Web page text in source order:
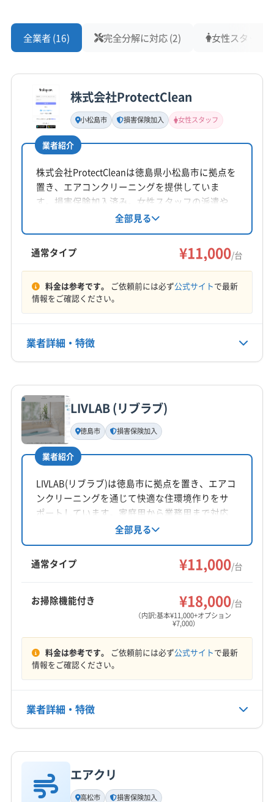
全業者 (16) 完全分解に対応 (2) 女性スタッフ
株式会社ProtectClean
小松島市 損害保険加入 女性スタッフ
業者紹介
株式会社ProtectCleanは徳島県小松島市に拠点を
置き、エアコンクリーニングを提供していま
す。損害保険加入済み。女性スタッフの派遣や
同行も可能です。基本料金11,000円/台で、複数
台割引や消臭抗菌コートのオプションがありま
す。営業時間は9:00〜18:00で、日曜定休。対応
エリアは徳島市や阿南市など徳島県全域です。
全部見る
通常タイプ ¥11,000/台
料金は参考です。 ご依頼前には必ず公式サイトで最新
情報をご確認ください。
業者詳細・特徴
基本情報
代表者名
非公開
所在地
徳島県小松島市小松島町字外開23-3-13 外開ビル101
対応地域
小松島市
勝浦郡勝浦町
勝浦郡上勝町
板野郡松茂町
板野郡上板町
板野郡北島町
定休日
日
0885-38-6486
LIVLAB (リブラブ)
徳島市 損害保険加入
業者紹介
LIVLAB(リブラブ)は徳島市に拠点を置き、エアコ
ンクリーニングを通じて快適な住環境作りをサ
ポートしています。家庭用から業務用まで対応
し、丁寧な分解洗浄でアレルギー対策にも注
力。PayPayやクレジットカード決済も可能で
す。損害保険に加入済みです。
全部見る
通常タイプ ¥11,000/台
お掃除機能付き ¥18,000/台
（内訳:基本¥11,000+オプション
¥7,000）
料金は参考です。 ご依頼前には必ず公式サイトで最新
情報をご確認ください。
業者詳細・特徴
基本情報
代表者名
エアクリ
高松市 損害保険加入